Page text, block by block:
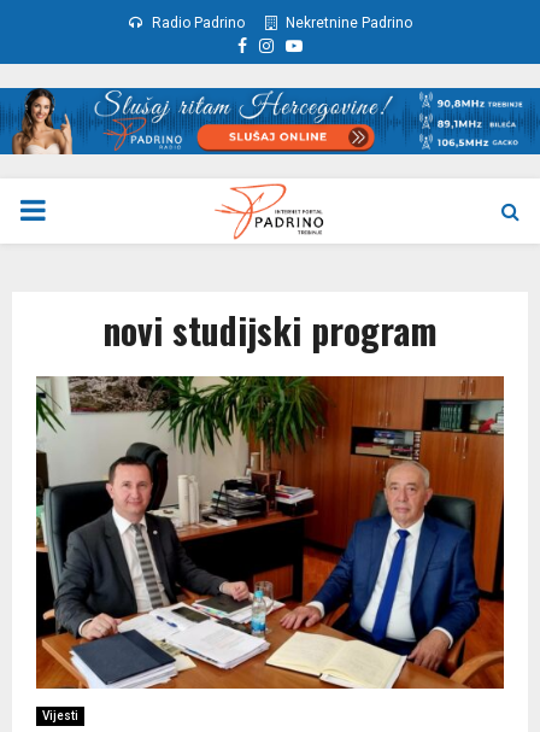
Radio Padrino Nekretnine Padrino
Facebook
Instagram
Youtube
PRIMARY
novi studijski program
Vijesti